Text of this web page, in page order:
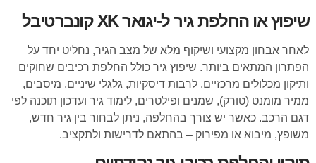
שיפוץ או החלפת גיר ל-יגואר XK קונברטיבל
לאחר אבחון מקצועי ושיקוף מלא של מצב הגיר, נחליט יחד על
הפתרון המתאים ביותר. שיפוץ גיר כולל החלפת רכיבים שחוקים
ותיקון מכלולים מרכזיים, לרבות דיסקיות, גלגלי שיניים, מיסבים,
ממיר מומנט (טורק), שמנים ופילטרים, לימוד גיר ועדכון תוכנה לפי
דגם הרכב. כאשר יש צורך בהחלפה, ניתן לבחור בין גיר חדש,
משופץ, מיבוא או מפירוק – בהתאם לדרישות ולתקציב.